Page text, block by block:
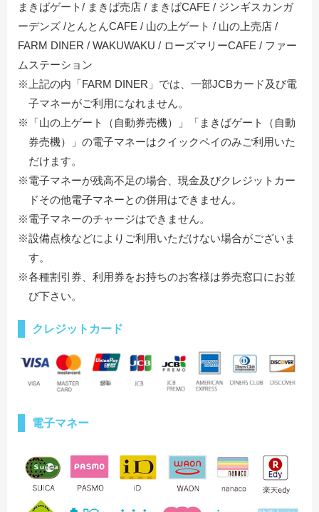
まきばゲート/ まきば売店 / まきばCAFE / ジンギスカンガ
ーデンズ /とんとんCAFE / 山の上ゲート / 山の上売店 /
FARM DINER / WAKUWAKU / ローズマリーCAFE / ファー
ムステーション
※上記の内「FARM DINER」では、一部JCBカード及び電
子マネーがご利用になれません。
※「山の上ゲート（自動券売機）」「まきばゲート（自動
券売機）」の電子マネーはクイックペイのみご利用いた
だけます。
※電子マネーが残高不足の場合、現金及びクレジットカー
ドその他電子マネーとの併用はできません。
※電子マネーのチャージはできません。
※設備点検などによりご利用いただけない場合がございま
す。
※各種割引券、利用券をお持ちのお客様は券売窓口にお並
び下さい。
クレジットカード
電子マネー